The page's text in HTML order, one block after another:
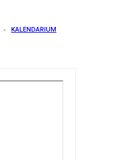
KALENDARIUM